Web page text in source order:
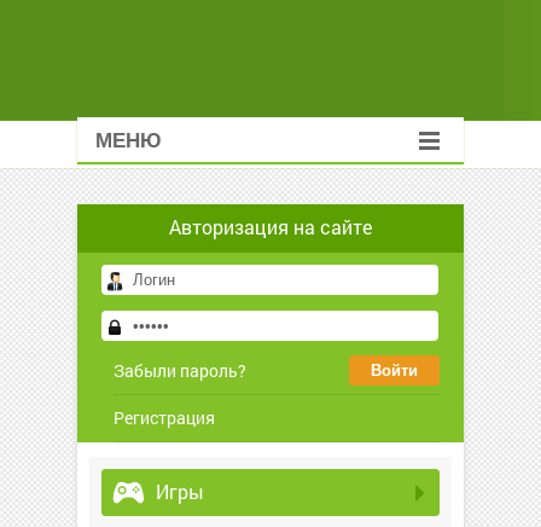
МЕНЮ
Авторизация на сайте
Забыли пароль?
Регистрация
Игры